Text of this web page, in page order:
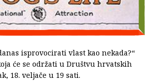
isprovocirati vlast kao nekada?“
će se održati u Društvu hrvatskih
18. veljače u 19 sati.